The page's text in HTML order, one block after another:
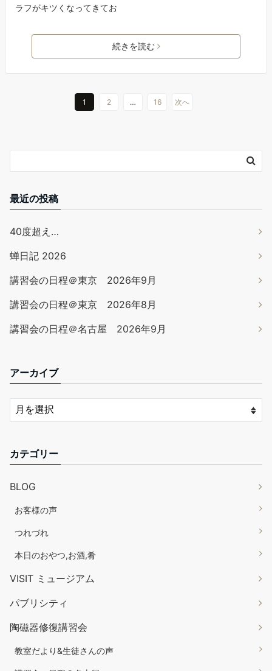
ラフがキツくなってきてお
続きを読む
1 2 … 16 次へ
最近の投稿
40度超え…
蝉日記 2026
講習会の日程＠東京 2026年9月
講習会の日程＠東京 2026年8月
講習会の日程＠名古屋 2026年9月
アーカイブ
カテゴリー
BLOG
お客様の声
つれづれ
本日のおやつ,お酒,肴
VISIT ミュージアム
パブリシティ
陶磁器修復講習会
教室だより&生徒さんの声